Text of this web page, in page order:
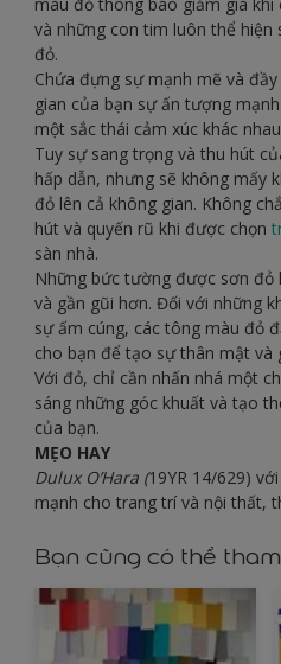
và những con tim luôn thể hiện
đỏ.
Chứa đựng sự mạnh mẽ và
gian của bạn sự ấn tượng
một sắc thái cảm xúc khác
Tuy sự sang trọng và thu hút
hấp dẫn, nhưng sẽ không mấy
đỏ lên cả không gian. Không
hút và quyến rũ khi được chọn
sàn nhà.
Những bức tường được sơn đỏ
và gần gũi hơn. Đối với những
sự ấm cúng, các tông màu đỏ
cho bạn để tạo sự thân mật và
Với đỏ, chỉ cần nhấn nhá một
sáng những góc khuất và tạo
của bạn.
MẸO HAY
Dulux O’Hara (19YR 14/629)
mạnh cho trang trí và nội thất,
Bạn cũng có thể